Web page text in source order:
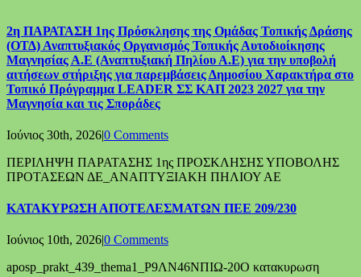
2η ΠΑΡΑΤΑΣΗ 1ης Πρόσκλησης της Ομάδας Τοπικής Δράσης
(ΟΤΔ) Αναπτυξιακός Οργανισμός Τοπικής Αυτοδιοίκησης
Μαγνησίας Α.Ε (Αναπτυξιακή Πηλίου Α.Ε) για την υποβολή
αιτήσεων στήριξης για παρεμβάσεις Δημοσίου Χαρακτήρα στο
Τοπικό Πρόγραμμα LEADER ΣΣ ΚΑΠ 2023 2027 για την
Μαγνησία και τις Σποράδες
Ιούνιος 30th, 2026|0 Comments
ΠΕΡΙΛΗΨΗ ΠΑΡΑΤΑΣΗΣ 1ης ΠΡΟΣΚΛΗΣΗΣ ΥΠΟΒΟΛΗΣ
ΠΡΟΤΑΣΕΩΝ ΔΕ_ΑΝΑΠΤΥΞΙΑΚΗ ΠΗΛΙΟΥ ΑΕ
ΚΑΤΑΚΥΡΩΣΗ ΑΠΟΤΕΛΕΣΜΑΤΩΝ ΠΕΕ 209/230
Ιούνιος 10th, 2026|0 Comments
aposp_prakt_439_thema1_Ρ9ΛΝ46ΝΠΙΩ-20Ο κατακυρωση